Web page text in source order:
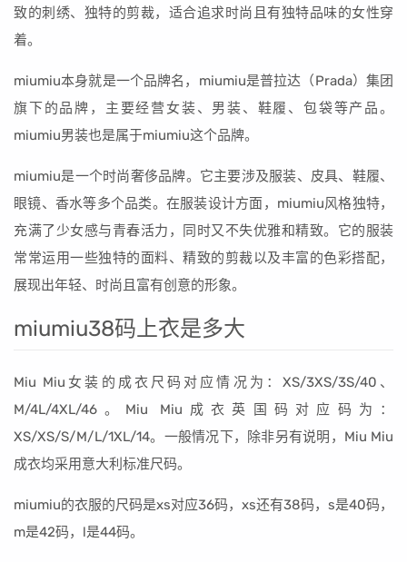
致的刺绣、独特的剪裁，适合追求时尚且有独特品味的女性穿
着。
miumiu本身就是一个品牌名，miumiu是普拉达（Prada）集团
旗下的品牌，主要经营女装、男装、鞋履、包袋等产品。
miumiu男装也是属于miumiu这个品牌。
miumiu是一个时尚奢侈品牌。它主要涉及服装、皮具、鞋履、
眼镜、香水等多个品类。在服装设计方面，miumiu风格独特，
充满了少女感与青春活力，同时又不失优雅和精致。它的服装
常常运用一些独特的面料、精致的剪裁以及丰富的色彩搭配，
展现出年轻、时尚且富有创意的形象。
miumiu38码上衣是多大
Miu Miu女装的成衣尺码对应情况为：XS/3XS/3S/40、
M/4L/4XL/46。Miu Miu成衣英国码对应码为：
XS/XS/S/M/L/1XL/14。一般情况下，除非另有说明，Miu Miu
成衣均采用意大利标准尺码。
miumiu的衣服的尺码是xs对应36码，xs还有38码，s是40码，
m是42码，l是44码。